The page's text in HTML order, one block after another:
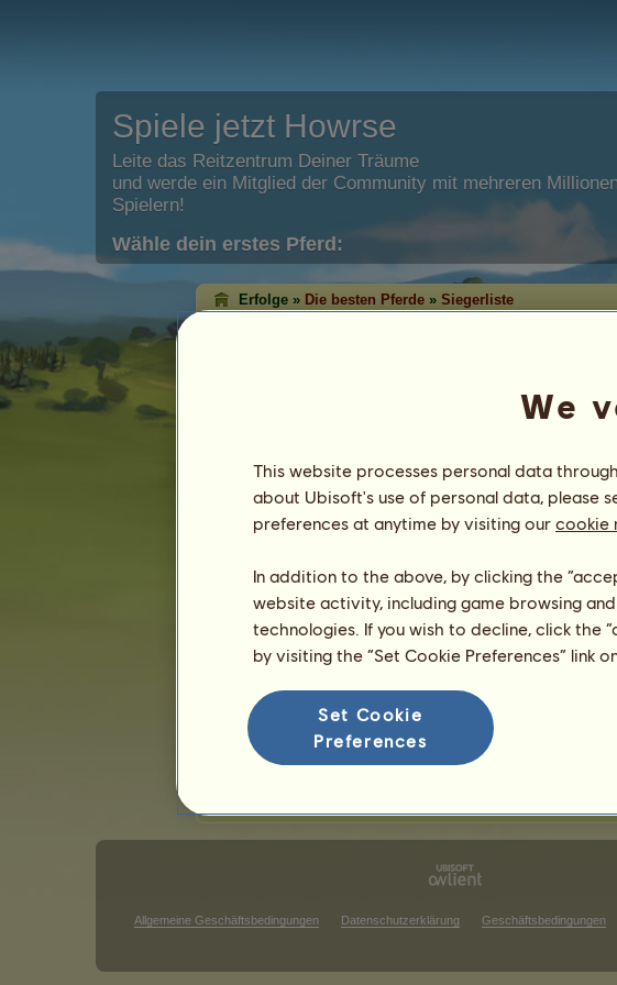
Spiele jetzt Howrse
Leite das Reitzentrum Deiner Träume
und werde ein Mitglied der Community mit mehreren
Spielern!
Wähle dein erstes Pferd:
Erfolge » Die besten Pferde » Siegerliste
Pferde mit den meisten Abzeichen in jeder Disziplin
Regel sind die Pferde mit den meisten Abzeichen auch
bedeutenden Erfolgsliste werden gespeichert.
Letzte Aktualisierung am 8. August 2026.
Siege beim Galopprennen
Es gibt in dieser Rangliste nichts anzuzeigen.
Siege im Springturnier
Es gibt in dieser Rangliste nichts anzuzeigen.
Siege bei der
Allgemeine Geschäftsbedingungen Datenschutzerklärung Geschäftsbedingungen
We
This website processes personal data
about Ubisoft's use of personal data, please
preferences at anytime by visiting our cookie
In addition to the above, by clicking the
website activity, including game browsing
technologies. If you wish to decline, click the
by visiting the “Set Cookie Preferences” link
Set Cookie
Preferences